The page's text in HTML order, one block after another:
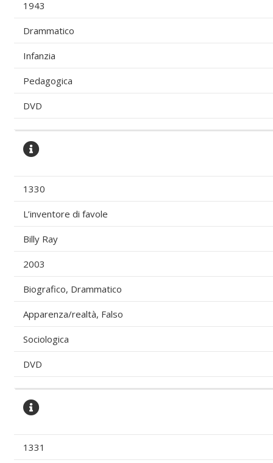
1943
Drammatico
Infanzia
Pedagogica
DVD
1330
L’inventore di favole
Billy Ray
2003
Biografico, Drammatico
Apparenza/realtà, Falso
Sociologica
DVD
1331